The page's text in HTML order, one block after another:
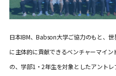
日本IBM、Babson大学ご協力のもと、
に主体的に貢献できるベンチャーマイ
の、学部1・2年生を対象としたアント